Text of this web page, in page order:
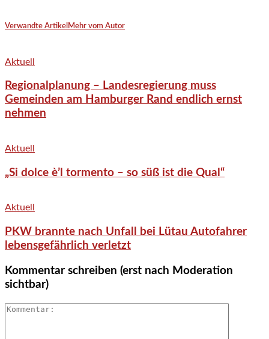
Verwandte Artikel Mehr vom Autor
Aktuell
Regionalplanung – Landesregierung muss
Gemeinden am Hamburger Rand endlich ernst
nehmen
Aktuell
„Si dolce è’l tormento – so süß ist die Qual“
Aktuell
PKW brannte nach Unfall bei Lütau Autofahrer
lebensgefährlich verletzt
Kommentar schreiben (erst nach Moderation
sichtbar)